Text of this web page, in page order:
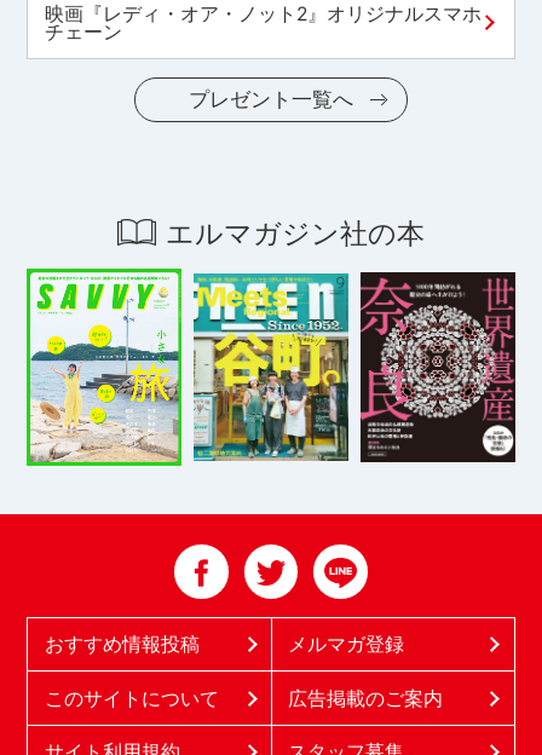
映画『レディ・オア・ノット2』オリジナルスマホ
チェーン
プレゼント一覧へ
エルマガジン社の本
おすすめ情報投稿 メルマガ登録
このサイトについて 広告掲載のご案内